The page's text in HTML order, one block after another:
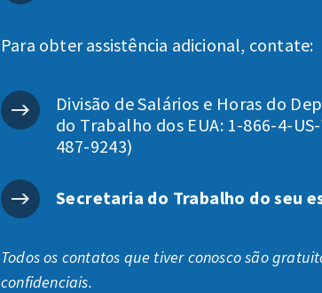
Para obter assistência adicional, contate:
Divisão de Salários e Horas do
do Trabalho dos EUA: 1-866-4-
487-9243)
Secretaria do Trabalho do seu
Todos os contatos que tiver conosco são
confidenciais.